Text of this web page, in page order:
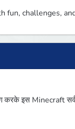
fun, challenges,
इस Minecraft